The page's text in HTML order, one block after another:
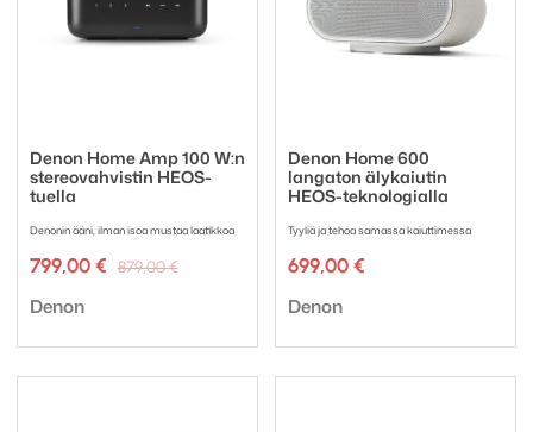
Denon Home Amp 100 W:n
stereovahvistin HEOS-
tuella
Denonin ääni, ilman isoa mustaa laatikkoa
879,00€Alkuperäinen
799,00 €
Nykyinen
Tuotemerkki:
Denon
Denon Home 600
langaton älykaiutin
HEOS-teknologialla
Tyyliä ja tehoa samassa kaiuttimessa
699,00 €
Tuotemerkki:
Denon